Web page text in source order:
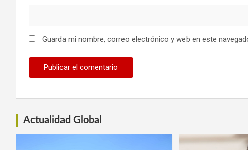
Guarda mi nombre, correo electrónico y web en este
Actualidad Global